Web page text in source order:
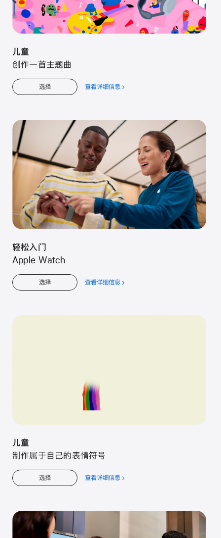
儿童
创作一首主题曲
选择 查看详细信息 关
轻松入门
Apple Watch
选择 查看详细信息 关
儿童
制作属于自己的表情符号
选择 查看详细信息 关